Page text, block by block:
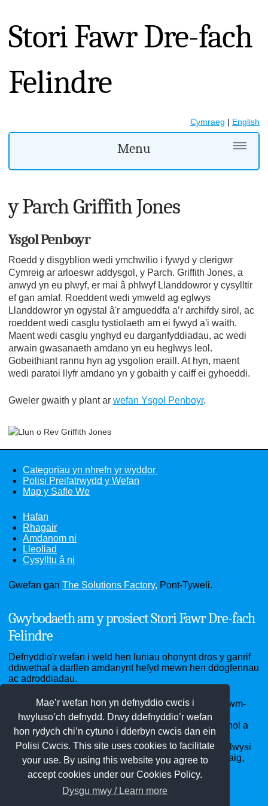
Mae’r wefan hon yn defnyddio cwcis i
hwyluso’ch defnydd. Drwy ddefnyddio’r wefan
hon rydych chi’n cytuno i dderbyn cwcis dan ein
Polisi Cwcis. This site uses cookies to facilitate
your use. By using this website you agree to
accept cookies under our Cookies Policy.
Dysgu mwy / Learn more
Stori Fawr Dre-fach
Felindre
Cymraeg | English
Menu
y Parch Griffith Jones
Ysgol Penboyr
Roedd y disgyblion wedi ymchwilio i fywyd y clerigwr
Cymreig ar arloeswr addysgol, y Parch. Griffith Jones, a
anwyd yn eu plwyf, er mai â phlwyf Llanddowror y cysylltir
ef gan amlaf. Roeddent wedi ymweld ag eglwys
Llanddowror yn ogystal â'r amgueddfa a’r archifdy sirol, ac
roeddent wedi casglu tystiolaeth am ei fywyd a'i waith.
Maent wedi casglu ynghyd eu darganfyddiadau, ac wedi
arwain gwasanaeth amdano yn eu heglwys leol.
Gobeithiant rannu hyn ag ysgolion eraill. At hyn, maent
wedi paratoi llyfr amdano yn y gobaith y caiff ei gyhoeddi.
Gweler gwaith y plant ar wefan Ysgol Penboyr.
Categorïau yn nhrefn yr wyddor
Polisi Preifatrwydd y Wefan
Map y Safle We
Hafan
Rhagair
Amdanom ni
Lleoliad
Cysylltu â ni
Gwefan gan The Solutions Factory, Pont-Tyweli.
Gwybodaeth am y prosiect Stori Fawr Dre-fach
Felindre
Defnyddio'r wefan i weld hen luniau ohonynt dros y ganrif
ddiwethaf a darllen amdanynt hefyd mewn hen ddogfennau
ac adroddiadau.
Ardal Dre-fach Felindre - sef pentrefi Cwmhiraeth, Cwm-
pen-graig, Dre-fach, Drefelin, Felindre, Penboyr ac
Waungilwen - cartref yr Amgueddfa Wlân Genedlaethol a
ffatrioedd gwlân di-ri gynt, Clwb Pêl-droed Bargod
Rangers, Neuadd y Ddraig Goch, Ysgol Penboyr, eglwysi
St Llawddog a St Barnabas, capeli Bethel, Clos-y-graig,
Pen-rhiw a Soar heb sôn am garnifalau blynyddol!